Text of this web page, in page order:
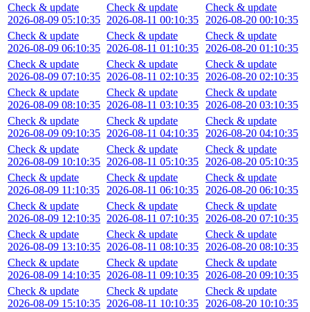
Check & update
2026-08-09 05:10:35
Check & update
2026-08-09 06:10:35
Check & update
2026-08-09 07:10:35
Check & update
2026-08-09 08:10:35
Check & update
2026-08-09 09:10:35
Check & update
2026-08-09 10:10:35
Check & update
2026-08-09 11:10:35
Check & update
2026-08-09 12:10:35
Check & update
2026-08-09 13:10:35
Check & update
2026-08-09 14:10:35
Check & update
2026-08-09 15:10:35
Check & update
2026-08-11 00:10:35
Check & update
2026-08-11 01:10:35
Check & update
2026-08-11 02:10:35
Check & update
2026-08-11 03:10:35
Check & update
2026-08-11 04:10:35
Check & update
2026-08-11 05:10:35
Check & update
2026-08-11 06:10:35
Check & update
2026-08-11 07:10:35
Check & update
2026-08-11 08:10:35
Check & update
2026-08-11 09:10:35
Check & update
2026-08-11 10:10:35
Check & update
2026-08-20 00:10:35
Check & update
2026-08-20 01:10:35
Check & update
2026-08-20 02:10:35
Check & update
2026-08-20 03:10:35
Check & update
2026-08-20 04:10:35
Check & update
2026-08-20 05:10:35
Check & update
2026-08-20 06:10:35
Check & update
2026-08-20 07:10:35
Check & update
2026-08-20 08:10:35
Check & update
2026-08-20 09:10:35
Check & update
2026-08-20 10:10:35